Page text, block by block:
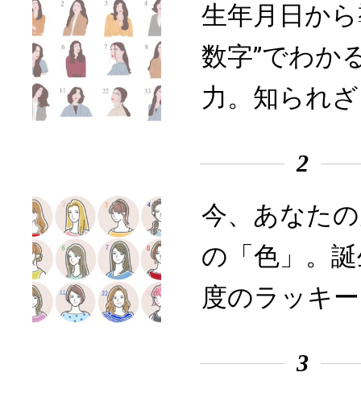
生年月日か
数字”でわか
力。知られ
2
今、あなた
の「色」。
度のラッキ
3